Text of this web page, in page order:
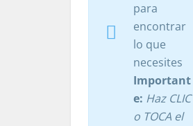
para
encontrar
lo que
necesites
Important
e: Haz CLIC
o TOCA el